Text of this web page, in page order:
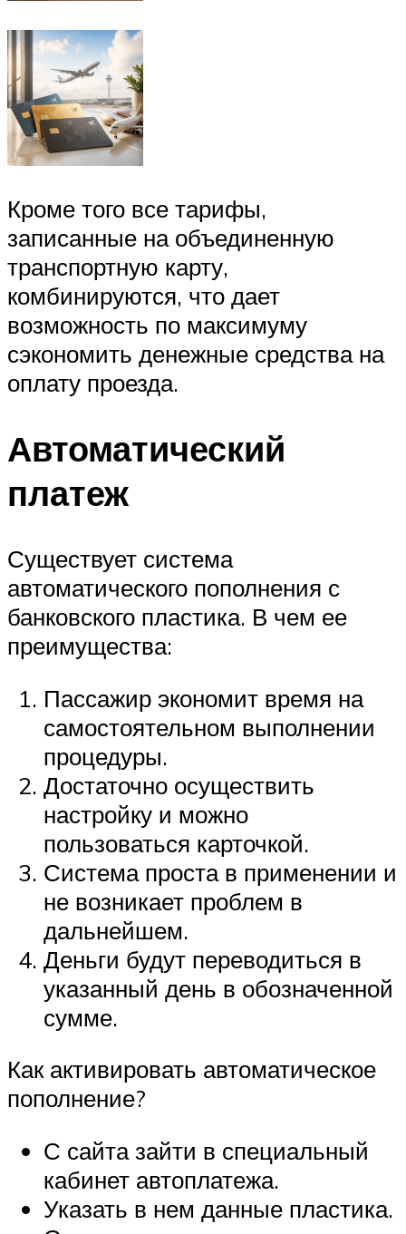
Кроме того все тарифы,
записанные на объединенную
транспортную карту,
комбинируются, что дает
возможность по максимуму
сэкономить денежные средства на
оплату проезда.
Автоматический
платеж
Существует система
автоматического пополнения с
банковского пластика. В чем ее
преимущества:
Пассажир экономит время на
самостоятельном выполнении
процедуры.
Достаточно осуществить
настройку и можно
пользоваться карточкой.
Система проста в применении и
не возникает проблем в
дальнейшем.
Деньги будут переводиться в
указанный день в обозначенной
сумме.
Как активировать автоматическое
пополнение?
С сайта зайти в специальный
кабинет автоплатежа.
Указать в нем данные пластика.